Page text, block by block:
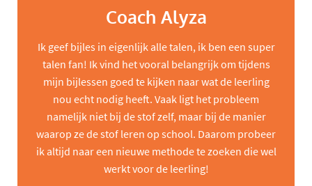
Coach Alyza
Ik geef bijles in eigenlijk alle talen, ik ben een super
talen fan! Ik vind het vooral belangrijk om tijdens
mijn bijlessen goed te kijken naar wat de leerling
nou echt nodig heeft. Vaak ligt het probleem
namelijk niet bij de stof zelf, maar bij de manier
waarop ze de stof leren op school. Daarom probeer
ik altijd naar een nieuwe methode te zoeken die wel
werkt voor de leerling!